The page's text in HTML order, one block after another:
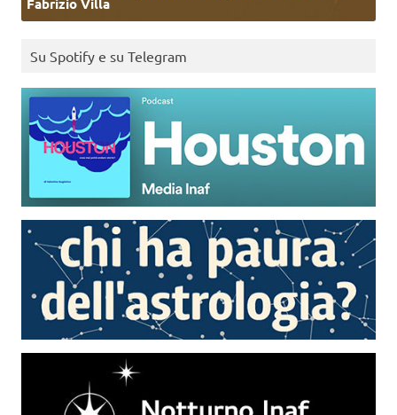
Su Spotify e su Telegram